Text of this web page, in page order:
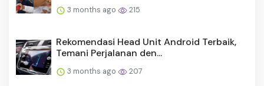
3 months ago 215
Rekomendasi Head Unit Android Terbaik,
Temani Perjalanan den...
3 months ago 207